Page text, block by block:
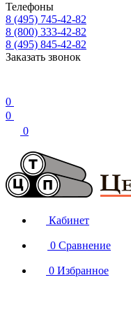
Телефоны
8 (495) 745-42-82
8 (800) 333-42-82
8 (495) 845-42-82
Заказать звонок
0
0
0
Кабинет
0 Сравнение
0 Избранное